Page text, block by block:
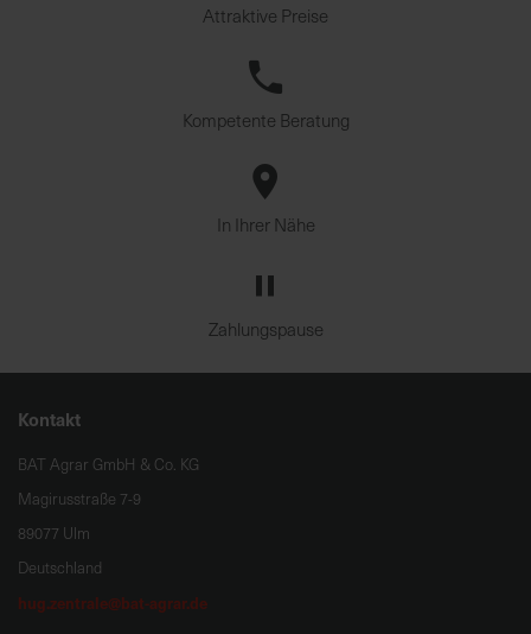
Attraktive Preise
Kompetente Beratung
In Ihrer Nähe
Zahlungspause
Kontakt
BAT Agrar GmbH & Co. KG
Magirusstraße 7-9
89077 Ulm
Deutschland
hug.zentrale@bat-agrar.de